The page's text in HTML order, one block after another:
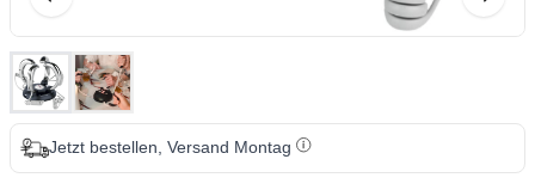
Jetzt bestellen, Versand Montag